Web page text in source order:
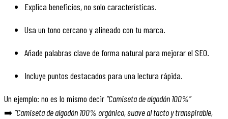
Explica beneficios, no solo características.
Usa un tono cercano y alineado con tu marca.
Añade palabras clave de forma natural para mejorar el SEO.
Incluye puntos destacados para una lectura rápida.
Un ejemplo: no es lo mismo decir “Camiseta de algodón 100%”
➡️ “Camiseta de algodón 100% orgánico, suave al tacto y transpirable,